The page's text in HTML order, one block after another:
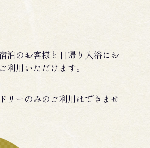
泊のお客様と日帰り入浴にお
利用いただけます。
リーのみのご利用はできませ